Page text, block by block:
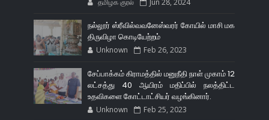
நல்லூர் ஸ்ரீவில்வவனேஸ்வரர் கோயில் மாசி மக
திருவிழா கொடியேற்றம்
Unknown Feb 26, 2023
சேப்பாக்கம் கிராமத்தில் மனுநீதி நாள் முகாம் 12
லட்சத்து 40 ஆயிரம் மதிப்பில் நலத்திட்ட
உதவிகளை கோட்டாட்சியர் வழங்கினார்.
Unknown Feb 25, 2023